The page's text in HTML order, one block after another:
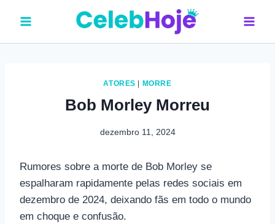
o
ATORES MORRE
Bob Morley Morreu
dezembro 11, 2024
Rumores sobre a morte de Bob Morley se
espalharam rapidamente pelas redes sociais em
dezembro de 2024, deixando fãs em todo o mundo
em choque e confusão.